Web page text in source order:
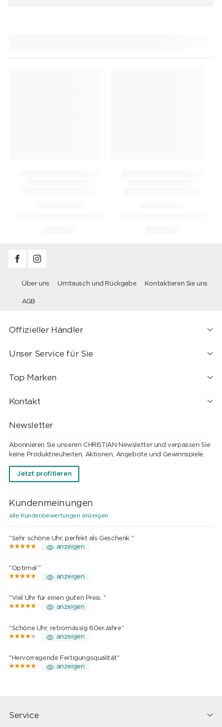
Über uns Umtausch und Rückgabe Kontaktieren Sie uns
AGB
Offizieller Händler
Unser Service für Sie
Top Marken
Kontakt
Newsletter
Abonnieren Sie unseren CHRISTIAN Newsletter und verpassen Sie
keine Produktneuheiten, Aktionen, Angebote und Gewinnspiele.
Jetzt profitieren
Kundenmeinungen
alle Kundenbewertungen anzeigen
"Sehr schöne Uhr, perfekt als Geschenk "
anzeigen
"Optimal "
anzeigen
"Viel Uhr für einen guten Preis. "
anzeigen
"Schöne Uhr, retromässig 60erJahre"
anzeigen
"Hervorragende Fertigungsqualität"
anzeigen
Service